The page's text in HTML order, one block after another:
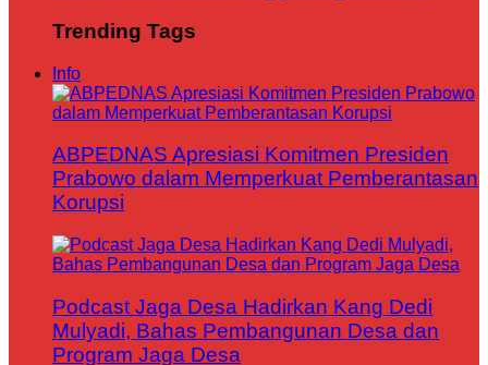
Trending Tags
Info
ABPEDNAS Apresiasi Komitmen Presiden
Prabowo dalam Memperkuat Pemberantasan
Korupsi
Podcast Jaga Desa Hadirkan Kang Dedi
Mulyadi, Bahas Pembangunan Desa dan
Program Jaga Desa